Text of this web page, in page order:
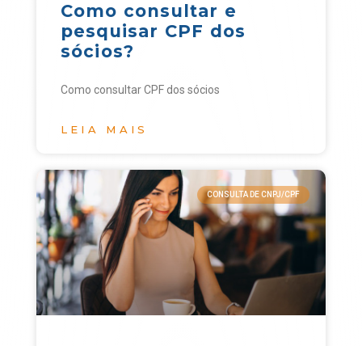
Como consultar e
pesquisar CPF dos
sócios?
Como consultar CPF dos sócios
LEIA MAIS
CONSULTA DE CNPJ/CPF